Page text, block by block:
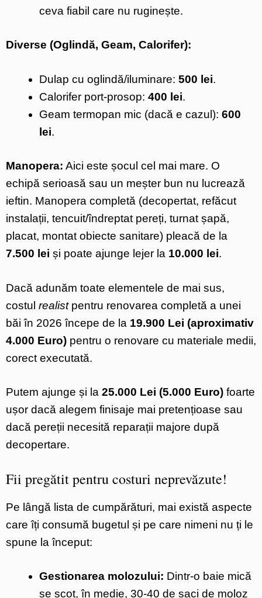
ceva fiabil care nu ruginește.
Diverse (Oglindă, Geam, Calorifer):
Dulap cu oglindă/iluminare: 500 lei.
Calorifer port-prosop: 400 lei.
Geam termopan mic (dacă e cazul): 600
lei.
Manopera: Aici este șocul cel mai mare. O
echipă serioasă sau un meșter bun nu lucrează
ieftin. Manopera completă (decopertat, refăcut
instalații, tencuit/îndreptat pereți, turnat șapă,
placat, montat obiecte sanitare) pleacă de la
7.500 lei și poate ajunge lejer la 10.000 lei.
Dacă adunăm toate elementele de mai sus,
costul realistpentru renovarea completă a unei
băi în 2026 începe de la 19.900 Lei (aproximativ
4.000 Euro) pentru o renovare cu materiale medii,
corect executată.
Putem ajunge și la 25.000 Lei (5.000 Euro) foarte
ușor dacă alegem finisaje mai pretențioase sau
dacă pereții necesită reparații majore după
decopertare.
Fii pregătit pentru costuri neprevăzute!
Pe lângă lista de cumpărături, mai există aspecte
care îți consumă bugetul și pe care nimeni nu ți le
spune la început:
Gestionarea molozului: Dintr-o baie mică
se scot, în medie, 30-40 de saci de moloz